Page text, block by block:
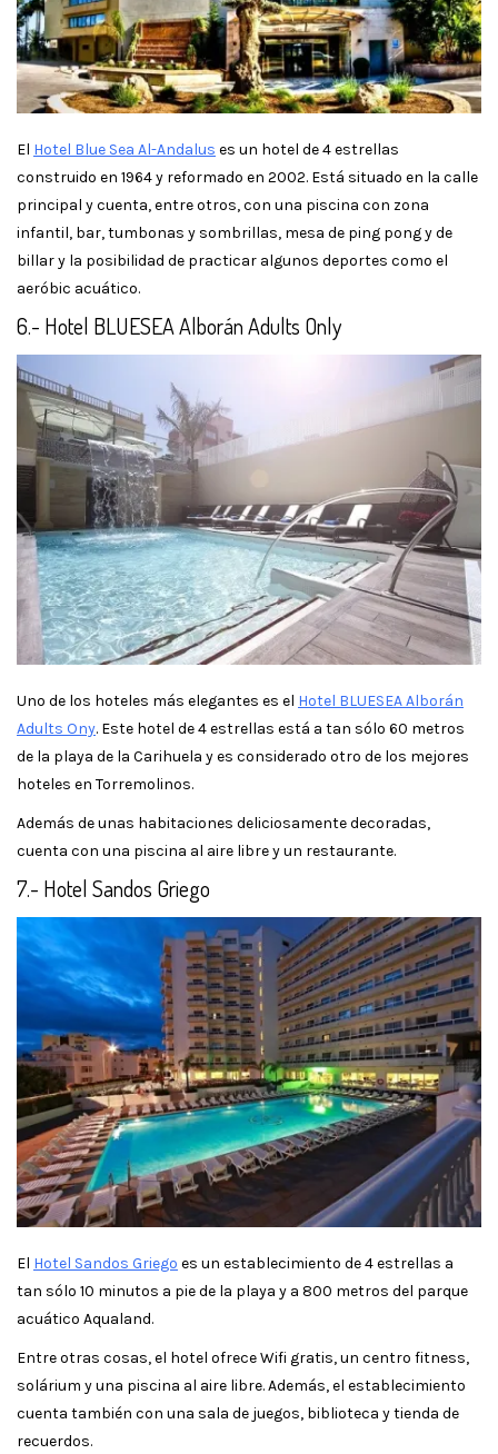
El Hotel Blue Sea Al-Andalus es un hotel de 4 estrellas
construido en 1964 y reformado en 2002. Está situado en la calle
principal y cuenta, entre otros, con una piscina con zona
infantil, bar, tumbonas y sombrillas, mesa de ping pong y de
billar y la posibilidad de practicar algunos deportes como el
aeróbic acuático.
6.- Hotel BLUESEA Alborán Adults Only
Uno de los hoteles más elegantes es el Hotel BLUESEA Alborán
Adults Ony. Este hotel de 4 estrellas está a tan sólo 60 metros
de la playa de la Carihuela y es considerado otro de los mejores
hoteles en Torremolinos.
Además de unas habitaciones deliciosamente decoradas,
cuenta con una piscina al aire libre y un restaurante.
7.- Hotel Sandos Griego
El Hotel Sandos Griego es un establecimiento de 4 estrellas a
tan sólo 10 minutos a pie de la playa y a 800 metros del parque
acuático Aqualand.
Entre otras cosas, el hotel ofrece Wifi gratis, un centro fitness,
solárium y una piscina al aire libre. Además, el establecimiento
cuenta también con una sala de juegos, biblioteca y tienda de
recuerdos.